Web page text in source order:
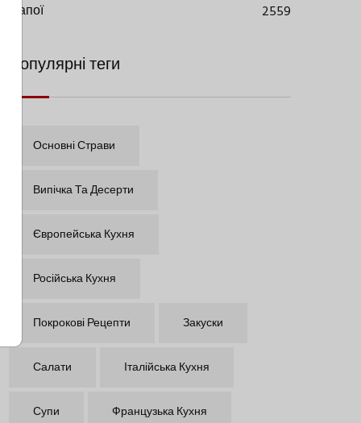
Напої
2559
Популярні теги
Основні Страви
Випічка Та Десерти
Європейська Кухня
Російська Кухня
Покрокові Рецепти Закуски
Салати Італійська Кухня
Супи Французька Кухня